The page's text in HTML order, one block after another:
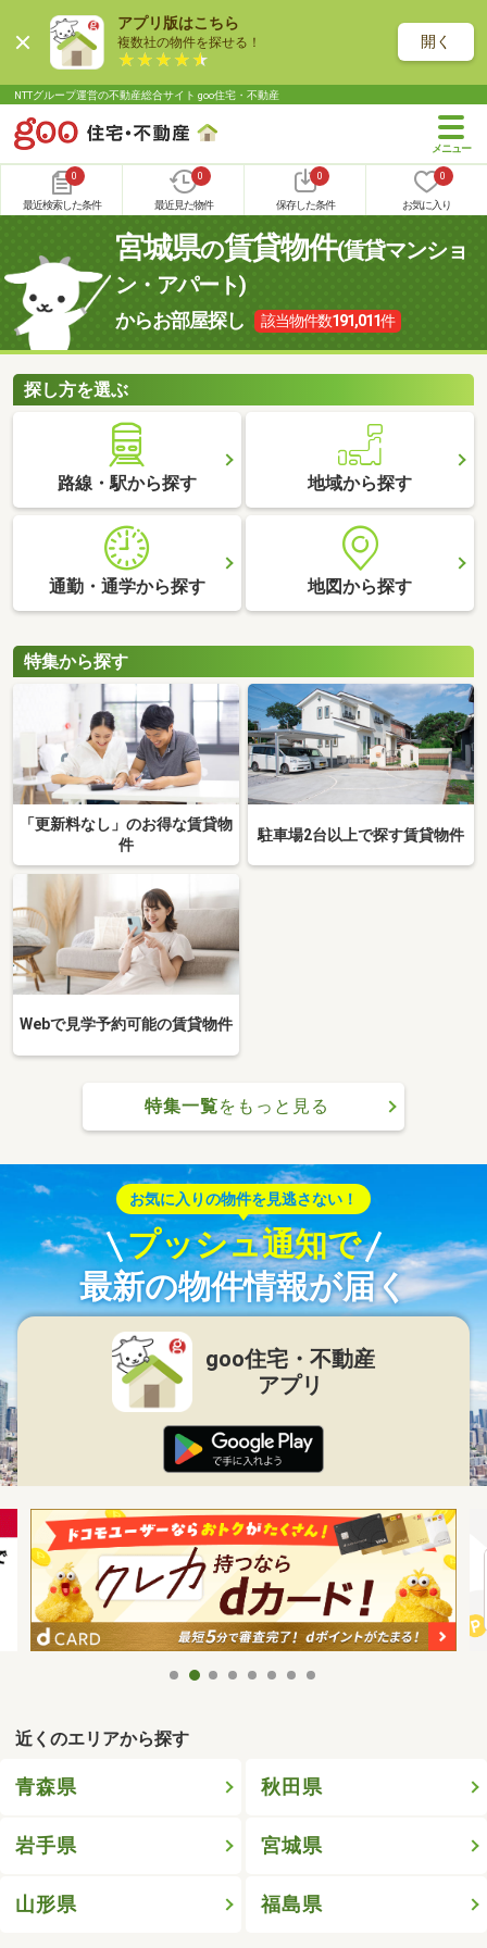
アプリ版はこちら
複数社の物件を探せる！ 開く
NTTグループ運営の不動産総合サイト goo住宅・不動産
0
最近検索した条件
0
最近見た物件
0
保存した条件
0
お気に入り
宮城県の賃貸物件(賃貸マンショ
ン・アパート)
からお部屋探し 該当物件数191,011件
探し方を選ぶ
路線・駅から探す 地域から探す
通勤・通学から探す 地図から探す
特集から探す
「更新料なし」のお得な賃貸物
件
駐車場2台以上で探す賃貸物件
Webで見学予約可能の賃貸物件
特集一覧をもっと見る
お気に入りの物件を見逃さない！
プッシュ通知で
最新の物件情報が届く
goo住宅・不動産
アプリ
近くのエリアから探す
青森県 秋田県
岩手県 宮城県
山形県 福島県